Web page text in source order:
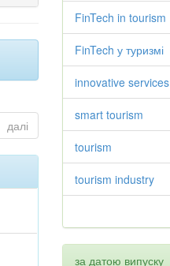
далі
FinTech in tourism
FinTech у туризмі
innovative services
smart tourism
tourism
tourism industry
за датою випуску